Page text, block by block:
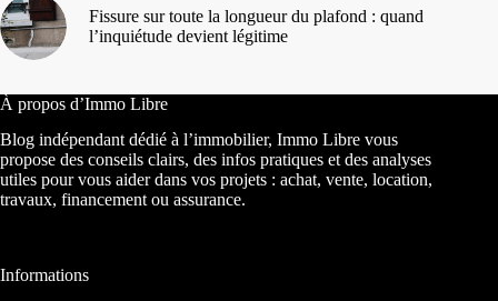
Fissure sur toute la longueur du plafond : quand
l’inquiétude devient légitime
À propos d’Immo Libre
Blog indépendant dédié à l’immobilier, Immo Libre vous
propose des conseils clairs, des infos pratiques et des analyses
utiles pour vous aider dans vos projets : achat, vente, location,
travaux, financement ou assurance.
Informations